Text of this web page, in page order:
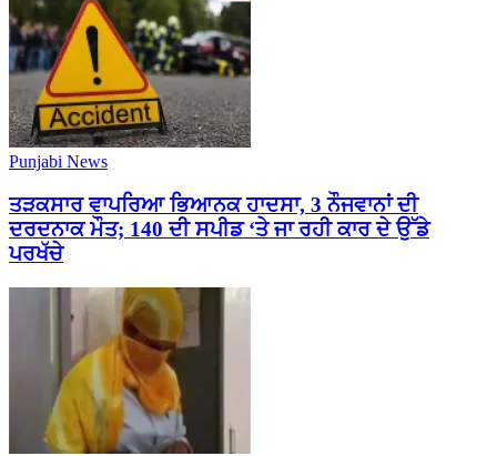
Punjabi News
ਤੜਕਸਾਰ ਵਾਪਰਿਆ ਭਿਆਨਕ ਹਾਦਸਾ, 3 ਨੌਜਵਾਨਾਂ ਦੀ
ਦਰਦਨਾਕ ਮੌਤ; 140 ਦੀ ਸਪੀਡ ‘ਤੇ ਜਾ ਰਹੀ ਕਾਰ ਦੇ ਉੱਡੇ
ਪਰਖੱਚੇ